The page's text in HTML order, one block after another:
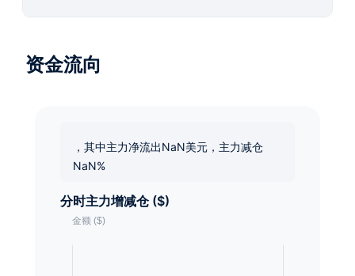
资金流向
，其中主力净流出NaN美元，主力减仓
NaN%
分时主力增减仓 ($)